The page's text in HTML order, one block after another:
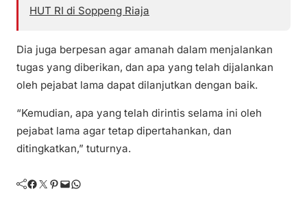
HUT RI di Soppeng Riaja
Dia juga berpesan agar amanah dalam menjalankan
tugas yang diberikan, dan apa yang telah dijalankan
oleh pejabat lama dapat dilanjutkan dengan baik.
“Kemudian, apa yang telah dirintis selama ini oleh
pejabat lama agar tetap dipertahankan, dan
ditingkatkan,” tuturnya.
Facebook Twitter Pinterest Mail WhatsApp